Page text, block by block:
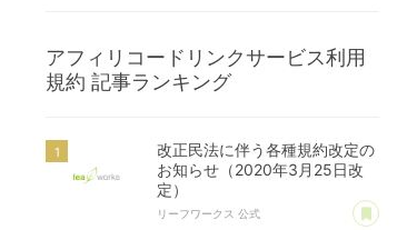
アフィリコードリンクサービス利用
規約 記事ランキング
改正民法に伴う各種規約改定の
お知らせ（2020年3月25日改
定）
リーフワークス 公式 あ